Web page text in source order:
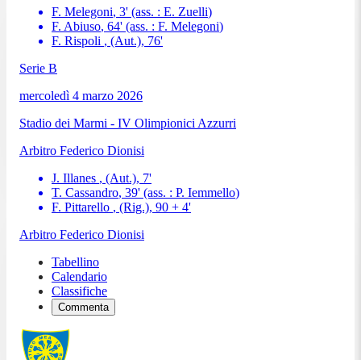
F. Melegoni, 3' (ass. : E. Zuelli)
F. Abiuso, 64' (ass. : F. Melegoni)
F. Rispoli , (Aut.), 76'
Serie B
mercoledì 4 marzo 2026
Stadio dei Marmi - IV Olimpionici Azzurri
Arbitro Federico Dionisi
J. Illanes , (Aut.), 7'
T. Cassandro, 39' (ass. : P. Iemmello)
F. Pittarello , (Rig.), 90 + 4'
Arbitro Federico Dionisi
Tabellino
Calendario
Classifiche
Commenta